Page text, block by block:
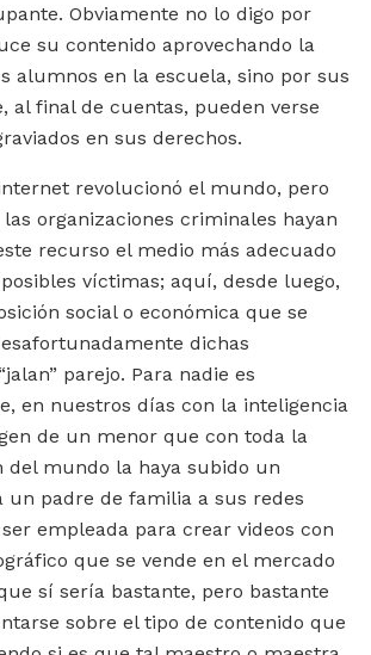
Obviamente no lo digo por
su contenido aprovechando la
alumnos en la escuela, sino por sus
al final de cuentas, pueden verse
en sus derechos.
revolucionó el mundo, pero
organizaciones criminales hayan
recurso el medio más adecuado
víctimas; aquí, desde luego,
social o económica que se
dichas
parejo. Para nadie es
en nuestros días con la inteligencia
de un menor que con toda la
del mundo la haya subido un
un padre de familia a sus redes
empleada para crear videos con
que se vende en el mercado
sí sería bastante, pero bastante
sobre el tipo de contenido que